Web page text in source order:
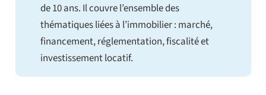
de 10 ans. Il couvre l’ensemble des
thématiques liées à l’immobilier : marché,
financement, réglementation, fiscalité et
investissement locatif.